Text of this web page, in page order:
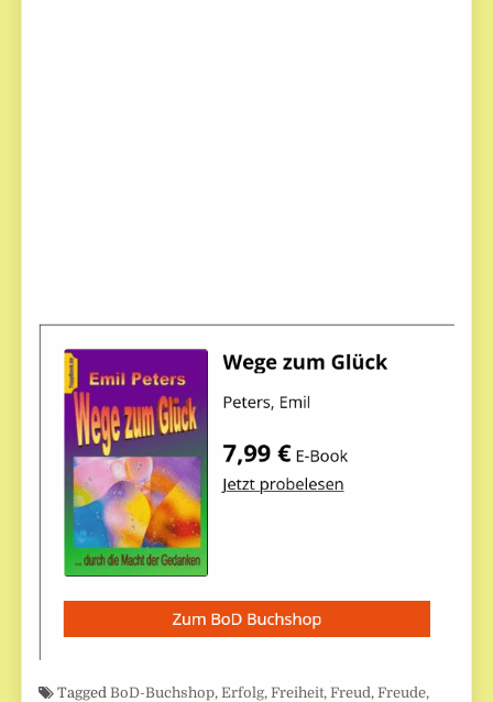
Tagged BoD-Buchshop,Erfolg,Freiheit,Freud ,Freude,